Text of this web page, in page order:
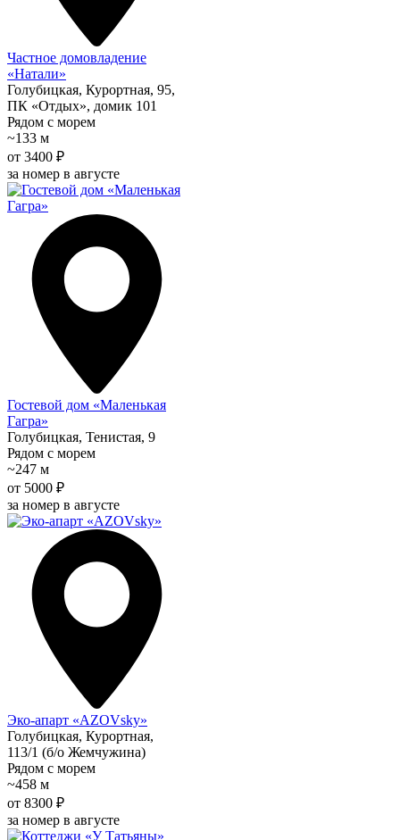
Частное домовладение
«Натали»
Голубицкая, Курортная, 95,
ПК «Отдых», домик 101
Рядом с морем
~133 м
от 3400 ₽
за номер в августе
Гостевой дом «Маленькая
Гагра»
Голубицкая, Тенистая, 9
Рядом с морем
~247 м
от 5000 ₽
за номер в августе
Эко-апарт «AZOVsky»
Голубицкая, Курортная,
113/1 (б/о Жемчужина)
Рядом с морем
~458 м
от 8300 ₽
за номер в августе